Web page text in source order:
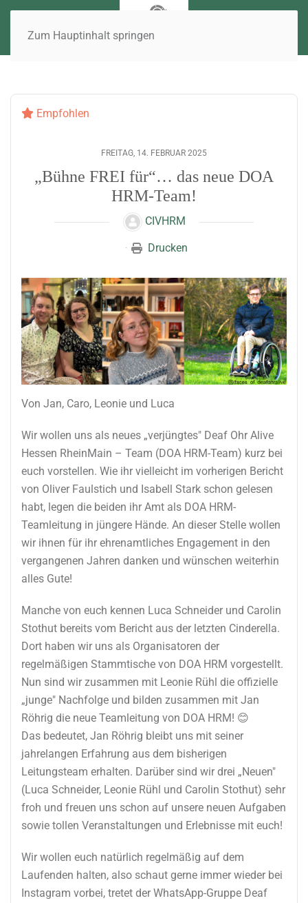
Zum Hauptinhalt springen
Empfohlen
FREITAG, 14. FEBRUAR 2025
„Bühne FREI für“… das neue DOA
HRM-Team!
CIVHRM
Drucken
Von Jan, Caro, Leonie und Luca
Wir wollen uns als neues „verjüngtes" Deaf Ohr Alive
Hessen RheinMain – Team (DOA HRM-Team) kurz bei
euch vorstellen. Wie ihr vielleicht im vorherigen Bericht
von Oliver Faulstich und Isabell Stark schon gelesen
habt, legen die beiden ihr Amt als DOA HRM-
Teamleitung in jüngere Hände. An dieser Stelle wollen
wir ihnen für ihr ehrenamtliches Engagement in den
vergangenen Jahren danken und wünschen weiterhin
alles Gute!
Manche von euch kennen Luca Schneider und Carolin
Stothut bereits vom Bericht aus der letzten Cinderella.
Dort haben wir uns als Organisatoren der
regelmäßigen Stammtische von DOA HRM vorgestellt.
Nun sind wir zusammen mit Leonie Rühl die offizielle
„junge" Nachfolge und bilden zusammen mit Jan
Röhrig die neue Teamleitung von DOA HRM! 😊
Das bedeutet, Jan Röhrig bleibt uns mit seiner
jahrelangen Erfahrung aus dem bisherigen
Leitungsteam erhalten. Darüber sind wir drei „Neuen"
(Luca Schneider, Leonie Rühl und Carolin Stothut) sehr
froh und freuen uns schon auf unsere neuen Aufgaben
sowie tollen Veranstaltungen und Erlebnisse mit euch!
Wir wollen euch natürlich regelmäßig auf dem
Laufenden halten, also schaut gerne immer wieder bei
Instagram vorbei, tretet der WhatsApp-Gruppe Deaf